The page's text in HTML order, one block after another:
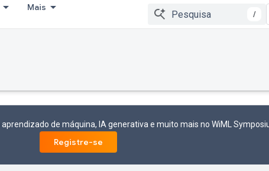
Mais
/
de máquina, IA generativa e muito mais no WiML
Registre-se